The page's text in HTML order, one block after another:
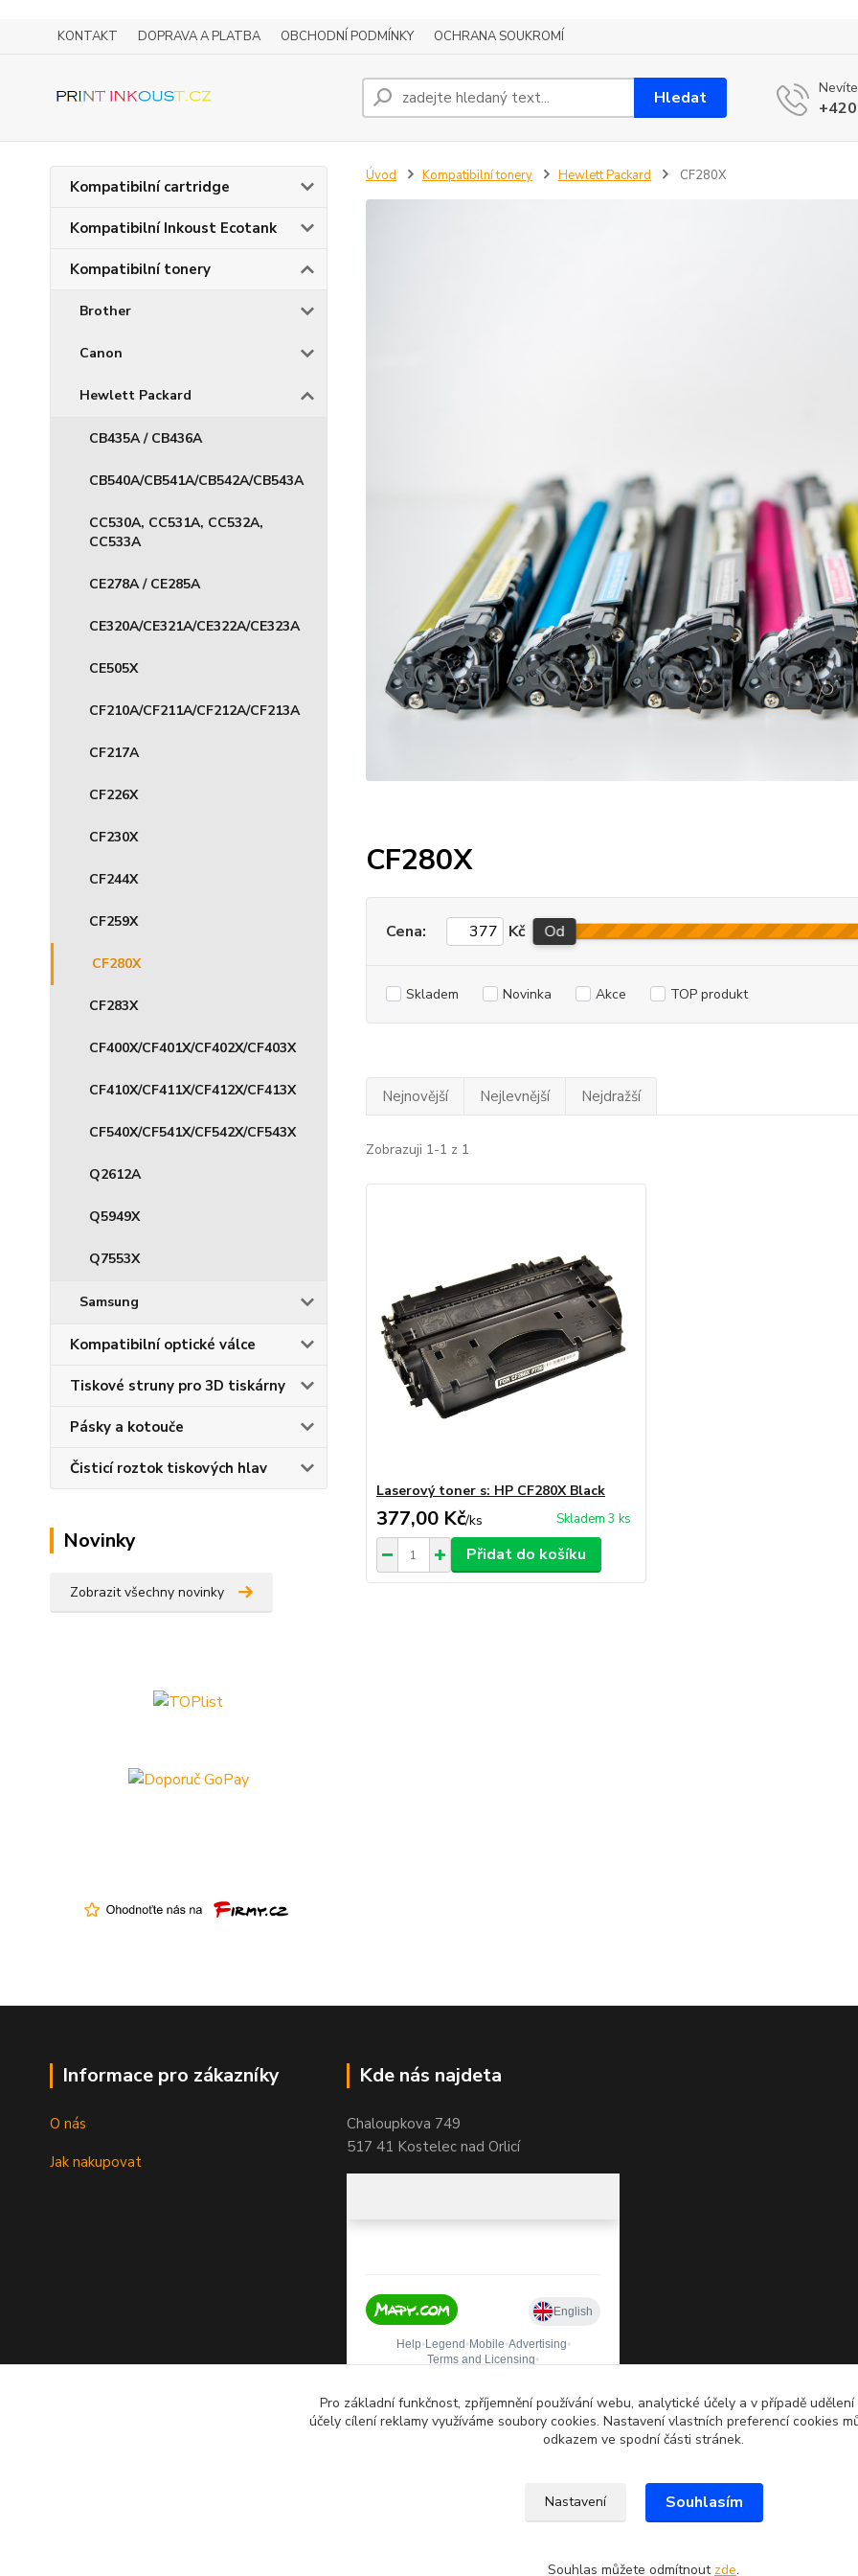
KONTAKT DOPRAVA A PLATBA OBCHODNÍ PODMÍNKY OCHRANA SOUKROMÍ
Hledat
Kompatibilní cartridge
Kompatibilní Inkoust Ecotank
Kompatibilní tonery
Brother
Canon
Hewlett Packard
CB435A / CB436A
CB540A/CB541A/CB542A/CB543A
CC530A, CC531A, CC532A,
CC533A
CE278A / CE285A
CE320A/CE321A/CE322A/CE323A
CE505X
CF210A/CF211A/CF212A/CF213A
CF217A
CF226X
CF230X
CF244X
CF259X
CF280X
CF283X
CF400X/CF401X/CF402X/CF403X
CF410X/CF411X/CF412X/CF413X
CF540X/CF541X/CF542X/CF543X
Q2612A
Q5949X
Q7553X
Samsung
Kompatibilní optické válce
Tiskové struny pro 3D tiskárny
Pásky a kotouče
Čisticí roztok tiskových hlav
Novinky
Zobrazit všechny novinky
Úvod Kompatibilní tonery Hewlett Packard CF280X
CF280X
Cena: Kč Od
Skladem Novinka Akce TOP produkt
Nejnovější Nejlevnější Nejdražší
Zobrazuji 1-1 z 1
Laserový toner s: HP CF280X Black
377,00 Kč/ks Skladem 3 ks
Přidat do košíku
Informace pro zákazníky
O nás
Jak nakupovat
Kde nás najdeta
Chaloupkova 749
517 41 Kostelec nad Orlicí
Pro základní funkčnost, zpříjemnění používání webu, analytické účely a v případě
účely cílení reklamy využíváme soubory cookies. Nastavení vlastních preferencí cookies
odkazem ve spodní části stránek.
Nastavení Souhlasím
Souhlas můžete odmítnout zde.